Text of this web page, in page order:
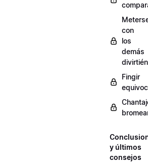
con
los
demás
Fingir
y últimos
consejos